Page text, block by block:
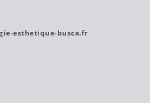
esthetique-busca.fr